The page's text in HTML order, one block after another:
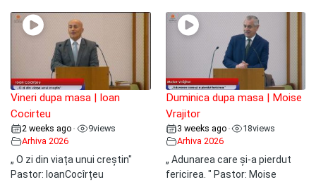
Vineri dupa masa | Ioan
Cocirteu
2 weeks ago • 9views
Arhiva 2026
„ O zi din viața unui creștin"
Pastor: IoanCocîrțeu
Duminica dupa masa | Moise
Vrajitor
3 weeks ago • 18views
Arhiva 2026
„ Adunarea care și-a pierdut
fericirea. " Pastor: Moise